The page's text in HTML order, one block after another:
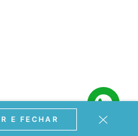
E FECHAR